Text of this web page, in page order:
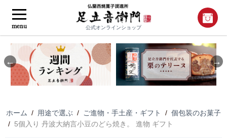
menu 公式オンラインショップ
Previous
ホーム / 用途で選ぶ / ご進物・手土産・ギフト / 個包装のお菓子
/ 5個入り 丹波大納言小豆のどら焼き。 進物 ギフト